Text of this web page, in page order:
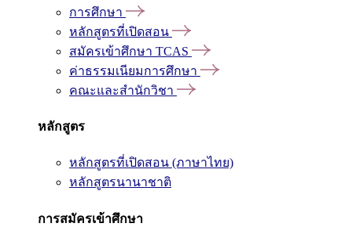
การศึกษา
หลักสูตรที่เปิดสอน
สมัครเข้าศึกษา TCAS
ค่าธรรมเนียมการศึกษา
คณะและสำนักวิชา
หลักสูตร
หลักสูตรที่เปิดสอน (ภาษาไทย)
หลักสูตรนานาชาติ
การสมัครเข้าศึกษา